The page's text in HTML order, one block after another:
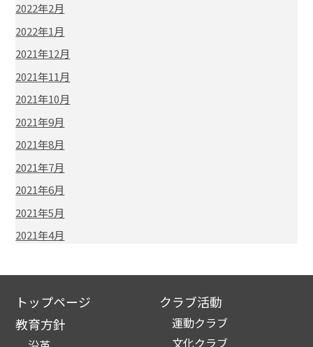
2022年2月
2022年1月
2021年12月
2021年11月
2021年10月
2021年9月
2021年8月
2021年7月
2021年6月
2021年5月
2021年4月
トップページ
教育方針
クラブ活動
運動クラブ
文化クラブ